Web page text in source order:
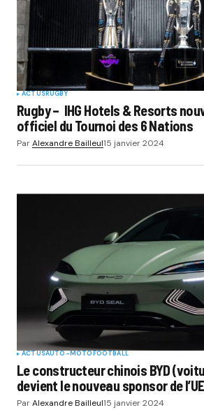
ACTUSRUGBY
Rugby – IHG Hotels & Resorts
officiel du Tournoi des 6 Nations
ParAlexandre Bailleul15 janvier 2024
ACTUSAUTO-MOTOFOOTBALL
Le constructeur chinois BYD
devient le nouveau sponsor de
ParAlexandre Bailleul15 janvier 2024